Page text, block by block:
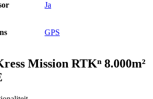
Ja
GPS
Mission RTKⁿ 8.000m²